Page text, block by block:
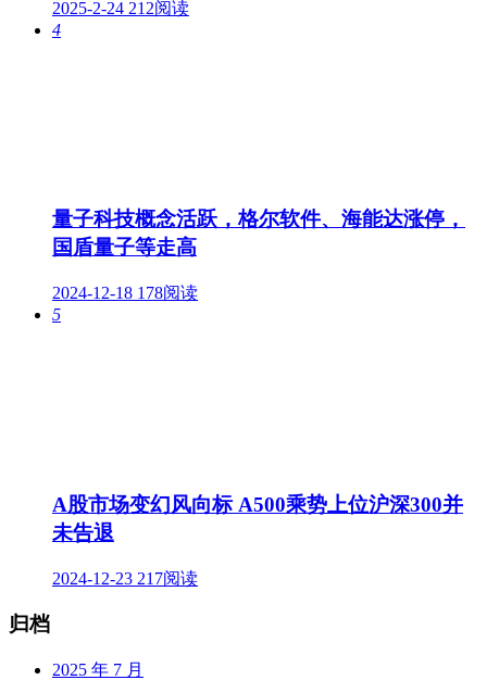
2025-2-24 212阅读
4
量子科技概念活跃，格尔软件、海能达涨停，
国盾量子等走高
2024-12-18 178阅读
5
A股市场变幻风向标 A500乘势上位沪深300并
未告退
2024-12-23 217阅读
归档
2025 年 7 月